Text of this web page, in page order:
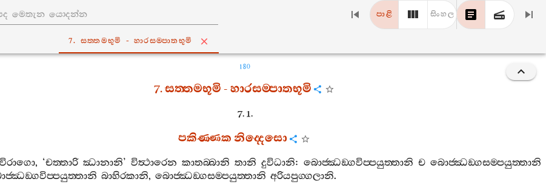
පාළි සිංහල
7. සත‍්තමභූමි - හාරසම‍්පාතභූමි
180
7.සත‍්තමභූමි -හාරසම‍්පාතභූමි
7. 1.
පකිණ‍්ණකනිද‍්දෙසො
විරාගො, ‘චත‍්තාරි ඣානානි’ විත්‍ථාරෙන කාතබ‍්බානි තානි දුවිධානි: බොජ‍්ඣඞ‍්ගවිප‍්පයුත‍්තානි ච බොජ‍්ඣඞ‍්ගසම‍්පයුත‍්තානි
බාහිරකානි, බොජ‍්ඣඞ‍්ගසම‍්පයුත‍්තානි අරියපුග‍්ගලානි.